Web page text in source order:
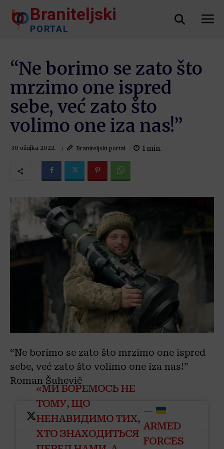
Braniteljski
PORTAL
“Ne borimo se zato što
mrzimo one ispred
sebe, već zato što
volimo one iza nas!”
30 ožujka 2022. Braniteljski portal 1 min.
“Ne borimo se zato što mrzimo one ispred
sebe, već zato što volimo one iza nas!”
Roman Šuhevič
«МИ БОРЕМОСЬ НЕ
ТОМУ, ЩО
НЕНАВИДИМО ТИХ,
ХТО ЗНАХОДИТЬСЯ
—
ARMED
FORCES